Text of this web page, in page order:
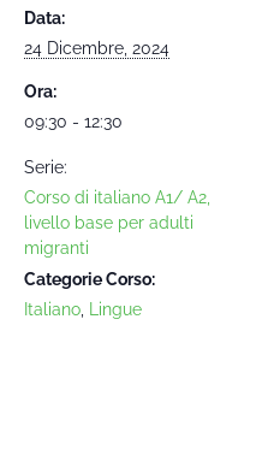
Data:
24 Dicembre, 2024
Ora:
09:30 - 12:30
Serie:
Corso di italiano A1/ A2,
livello base per adulti
migranti
Categorie Corso:
Italiano
Lingue